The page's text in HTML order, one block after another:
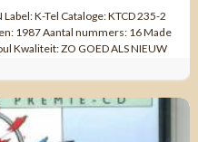
K-Tel Cataloge: KTCD 235-2
1987 Aantal nummers: 16 Made
Kwaliteit: ZO GOED ALS NIEUW